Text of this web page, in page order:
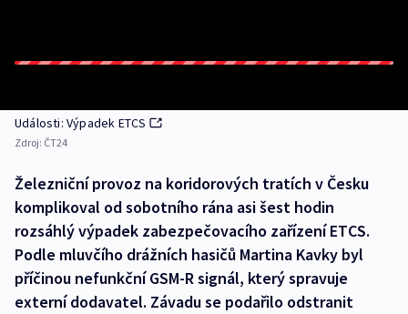
Události: Výpadek ETCS
Zdroj: ČT24
Železniční provoz na koridorových tratích v Česku
komplikoval od sobotního rána asi šest hodin
rozsáhlý výpadek zabezpečovacího zařízení ETCS.
Podle mluvčího drážních hasičů Martina Kavky byl
příčinou nefunkční GSM-R signál, který spravuje
externí dodavatel. Závadu se podařilo odstranit